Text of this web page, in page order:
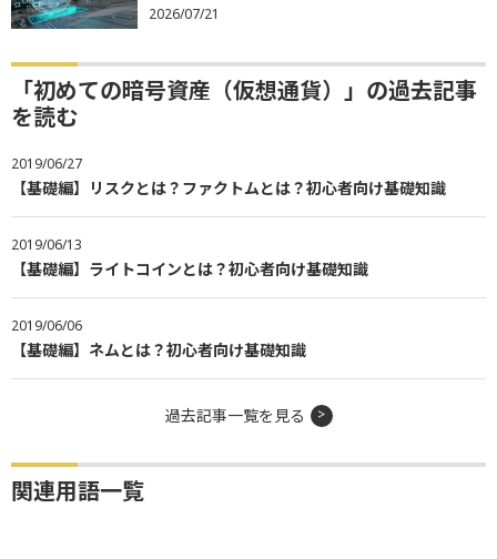
2026/07/21
「初めての暗号資産（仮想通貨）」の過去記事
を読む
2019/06/27
【基礎編】リスクとは？ファクトムとは？初心者向け基礎知識
2019/06/13
【基礎編】ライトコインとは？初心者向け基礎知識
2019/06/06
【基礎編】ネムとは？初心者向け基礎知識
過去記事一覧を見る
関連用語一覧